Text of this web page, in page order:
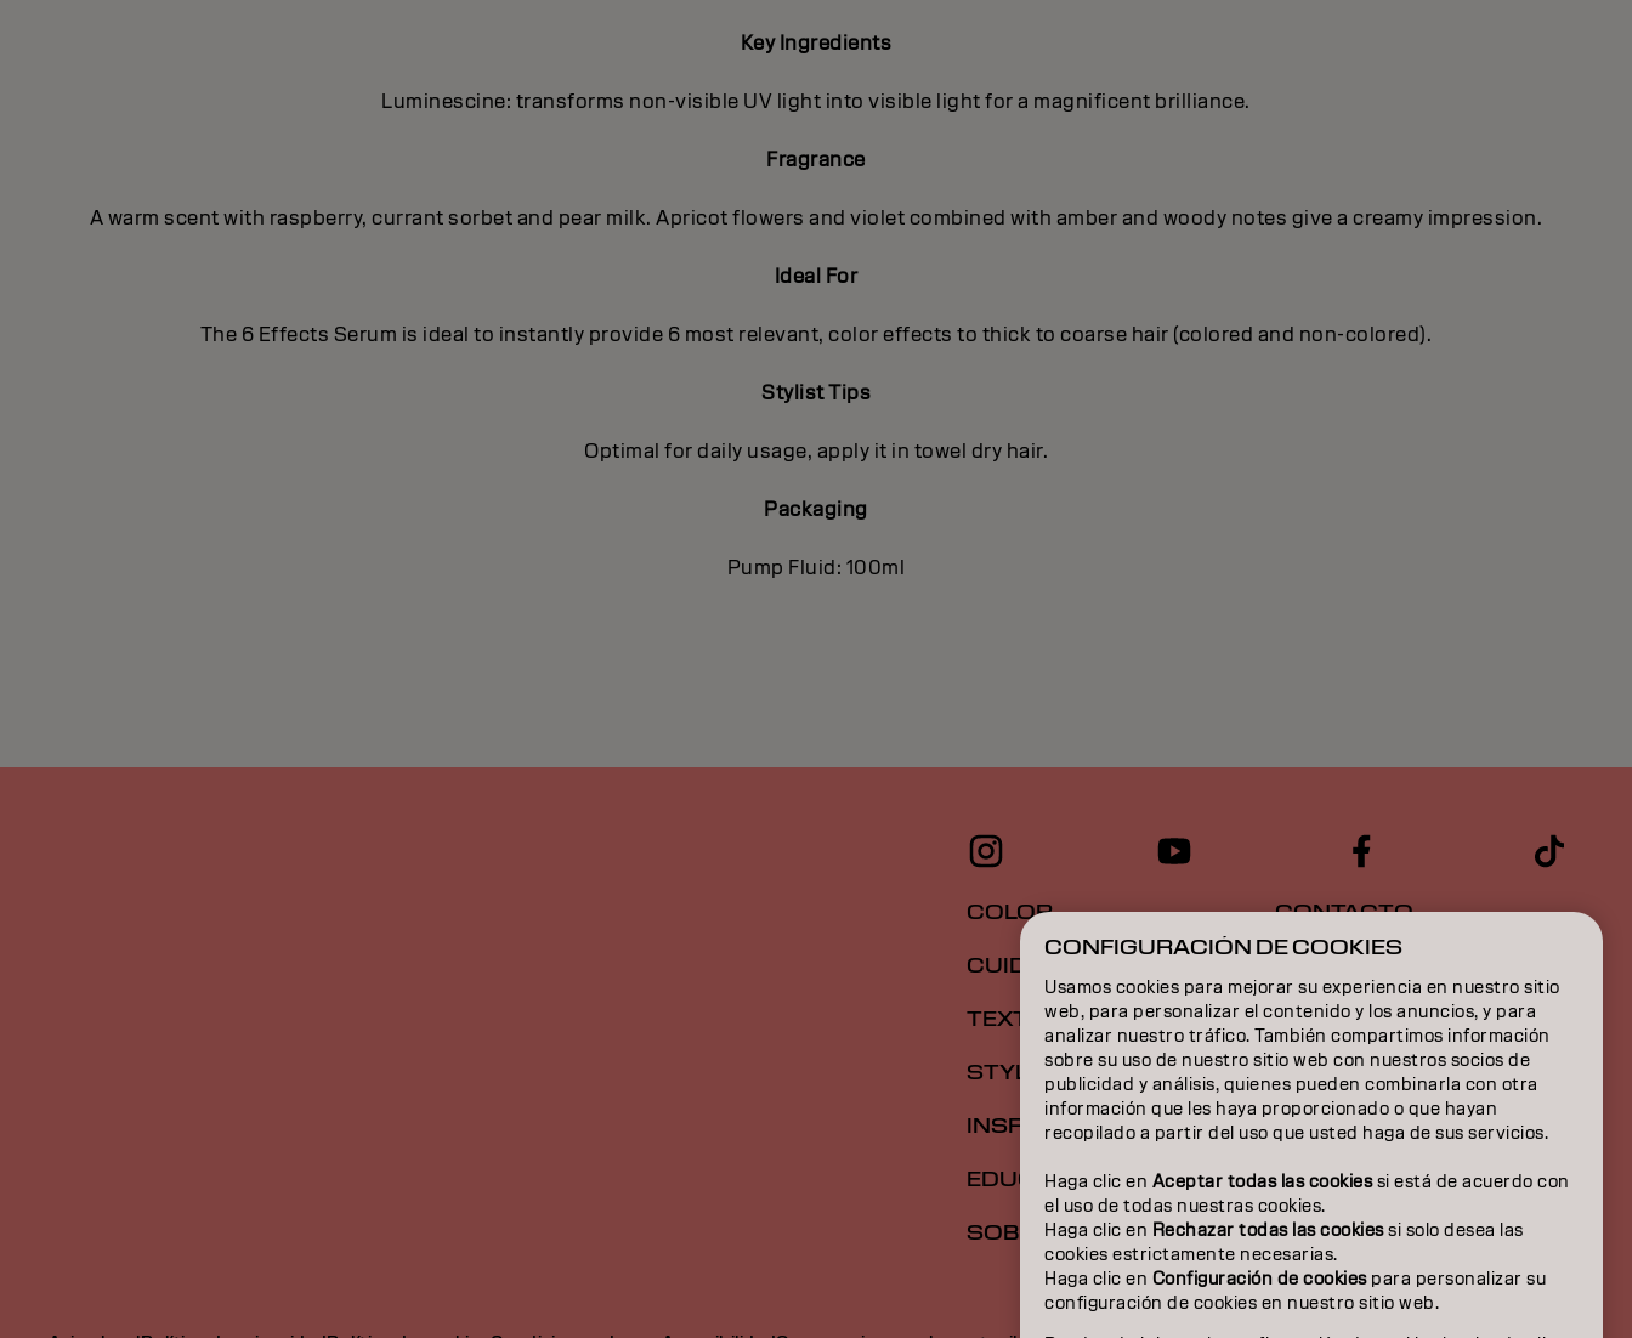
Key Ingredients
Luminescine: transforms non-visible UV light into visible light for a magnificent brilIiance.
Fragrance
A warm scent with raspberry, currant sorbet and pear milk. Apricot flowers and violet combined with amber and woody notes give a creamy impression.
Ideal For
The 6 Effects Serum is ideal to instantly provide 6 most relevant, color effects to thick to coarse hair (colored and non-colored).
Stylist Tips
Optimal for daily usage, apply it in towel dry hair.
Packaging
Pump Fluid: 100ml
COLOR
CUIDADO
TEXTURA
STYLING
INSPIRACIÓN
EDUCACIÓN
SOBRE NOSOTROS
CONTACTO
CONFIGURACIÓN DE COOKIES
Usamos cookies para mejorar su experiencia en nuestro sitio
web, para personalizar el contenido y los anuncios, y para
analizar nuestro tráfico. También compartimos información
sobre su uso de nuestro sitio web con nuestros socios de
publicidad y análisis, quienes pueden combinarla con otra
información que les haya proporcionado o que hayan
recopilado a partir del uso que usted haga de sus servicios.
Haga clic en Aceptar todas las cookiessi está de acuerdo con
el uso de todas nuestras cookies.
Haga clic en Rechazar todas las cookiessi solo desea las
cookies estrictamente necesarias.
Haga clic en Configuración de cookiespara personalizar su
configuración de cookies en nuestro sitio web.